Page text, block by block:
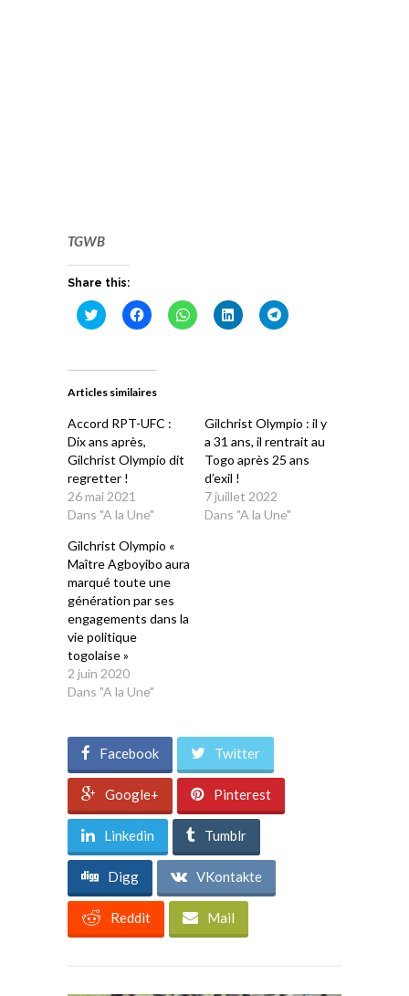
TGWB
Share this:
Cliquez
pour
dans
nouvelle
Cliquez
pour
dans
nouvelle
Cliquez
pour
Cliquez
pour
Cliquez
pour
Articles similaires
Accord RPT-UFC :
Dix ans après,
Gilchrist Olympio dit
regretter !
26 mai 2021
Dans "A la Une"
Gilchrist Olympio : il y
a 31 ans, il rentrait au
Togo après 25 ans
d’exil !
7 juillet 2022
Dans "A la Une"
Gilchrist Olympio «
Maître Agboyibo aura
marqué toute une
génération par ses
engagements dans la
vie politique
togolaise »
2 juin 2020
Dans "A la Une"
Facebook Twitter
Google+ Pinterest
Linkedin Tumblr
Digg VKontakte
Reddit Mail